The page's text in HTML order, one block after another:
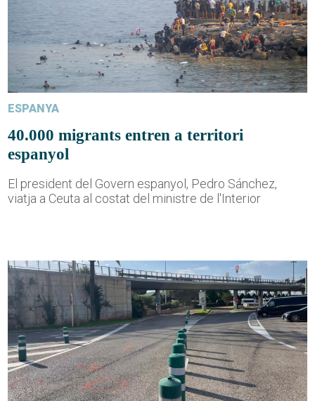
ESPANYA
40.000 migrants entren a territori
espanyol
El president del Govern espanyol, Pedro Sánchez,
viatja a Ceuta al costat del ministre de l'Interior